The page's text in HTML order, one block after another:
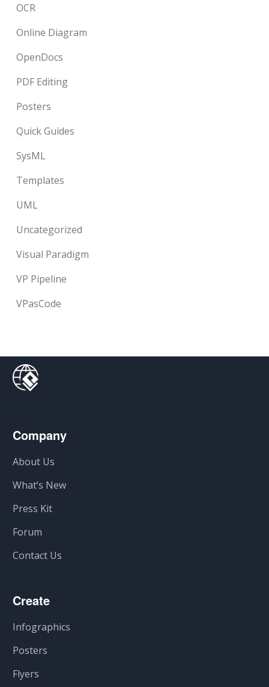
OCR
Online Diagram
OpenDocs
PDF Editing
Posters
Quick Guides
SysML
Templates
UML
Uncategorized
Visual Paradigm
VP Pipeline
VPasCode
Company
About Us
What’s New
Press Kit
Forum
Contact Us
Create
Infographics
Posters
Flyers